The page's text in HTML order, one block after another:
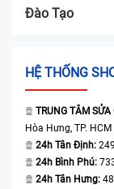
Đào Tạo
HỆ THỐNG
TRUNG TÂM
Hòa Hưng, TP. HCM
24h Tân Định:
24h Bình Phú:
24h Tân Hưng: